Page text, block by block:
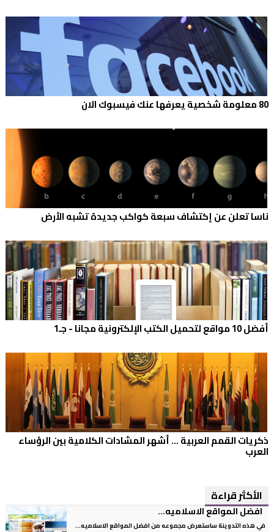
80 معلومة شخصية يعرفها عنك فيسبوك الان
ناسا تعلن عن إكتشاف سبعة كواكب جديدة تشبه الأرض
أفضل 10 مواقع لتحميل الكتب الإلكترونية مجانا - جـ1
ذكريات القمم العربية ... أشهر المشادات الكلامية بين الرؤساء
العرب
الأكثر قراءة
افضل المواقع الاسلاميه...
في هذه التدوينة ساستعرض مجموعه من افضل المواقع الاسلاميه...